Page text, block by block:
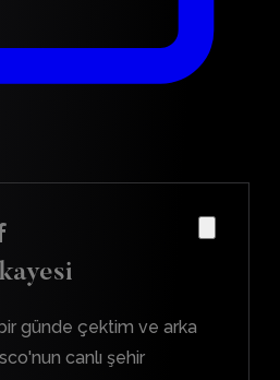
günde çektim ve arka
canlı şehir